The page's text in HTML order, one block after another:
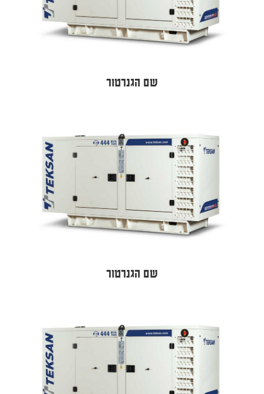
שם הגנרטור
שם הגנרטור